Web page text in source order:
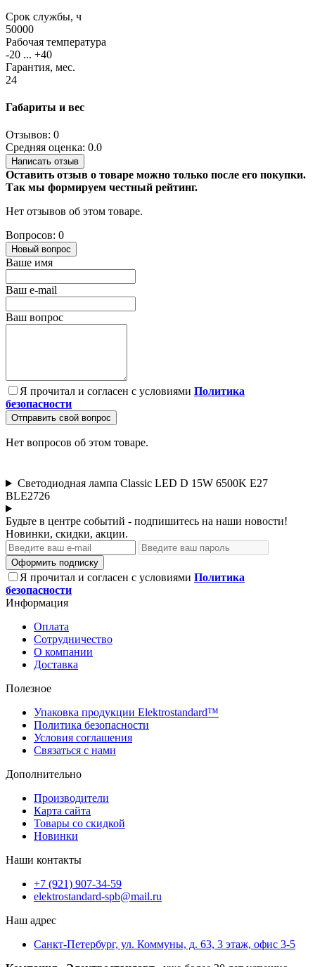
Срок службы, ч
50000
Рабочая температура
-20 ... +40
Гарантия, мес.
24
Габариты и вес
Отзывов: 0
Средняя оценка: 0.0
Написать отзыв
Оставить отзыв о товаре можно только после его покупки.
Так мы формируем честный рейтинг.
Нет отзывов об этом товаре.
Вопросов: 0
Новый вопрос
Ваше имя
Ваш e-mail
Ваш вопрос
Я прочитал и согласен с условиями Политика
безопасности
Отправить свой вопрос
Нет вопросов об этом товаре.
Светодиодная лампа Classic LED D 15W 6500K E27
BLE2726
Будьте в центре событий - подпишитесь на наши новости!
Новинки, скидки, акции.
Оформить подписку
Я прочитал и согласен с условиями Политика
безопасности
Информация
Оплата
Сотрудничество
О компании
Доставка
Полезное
Упаковка продукции Elektrostandard™
Политика безопасности
Условия соглашения
Связаться с нами
Дополнительно
Производители
Карта сайта
Товары со скидкой
Новинки
Наши контакты
+7 (921) 907-34-59
elektrostandard-spb@mail.ru
Наш адрес
Санкт-Петербург, ул. Коммуны, д. 63, 3 этаж, офис 3-5